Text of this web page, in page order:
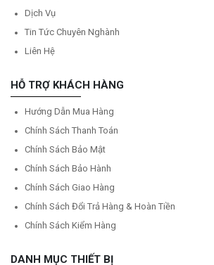
Dịch Vụ
Tin Tức Chuyên Nghành
Liên Hệ
HỖ TRỢ KHÁCH HÀNG
Hướng Dẫn Mua Hàng
Chính Sách Thanh Toán
Chính Sách Bảo Mật
Chính Sách Bảo Hành
Chính Sách Giao Hàng
Chính Sách Đổi Trả Hàng & Hoàn Tiền
Chính Sách Kiểm Hàng
DANH MỤC THIẾT BỊ